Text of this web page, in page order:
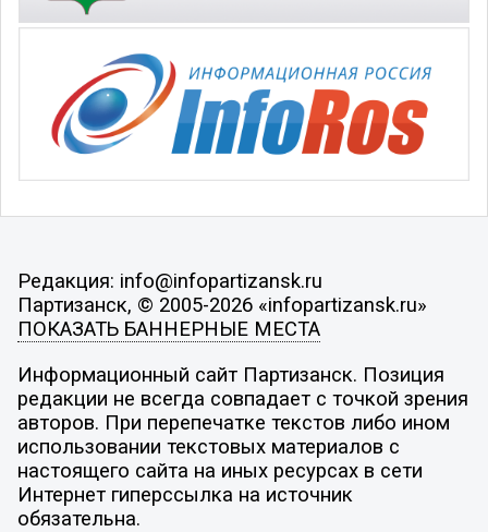
Редакция: info@infopartizansk.ru
Партизанск, © 2005-2026 «infopartizansk.ru»
ПОКАЗАТЬ БАННЕРНЫЕ МЕСТА
Информационный сайт Партизанск. Позиция
редакции не всегда совпадает с точкой зрения
авторов. При перепечатке текстов либо ином
использовании текстовых материалов с
настоящего сайта на иных ресурсах в сети
Интернет гиперссылка на источник
обязательна.